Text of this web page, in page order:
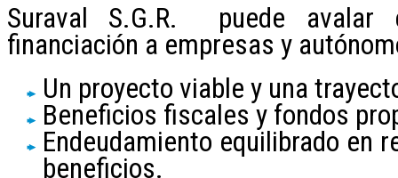
Suraval S.G.R. puede avalar
financiación a empresas y
Un proyecto viable y una
Beneficios fiscales y fondos
Endeudamiento equilibrado en
beneficios.